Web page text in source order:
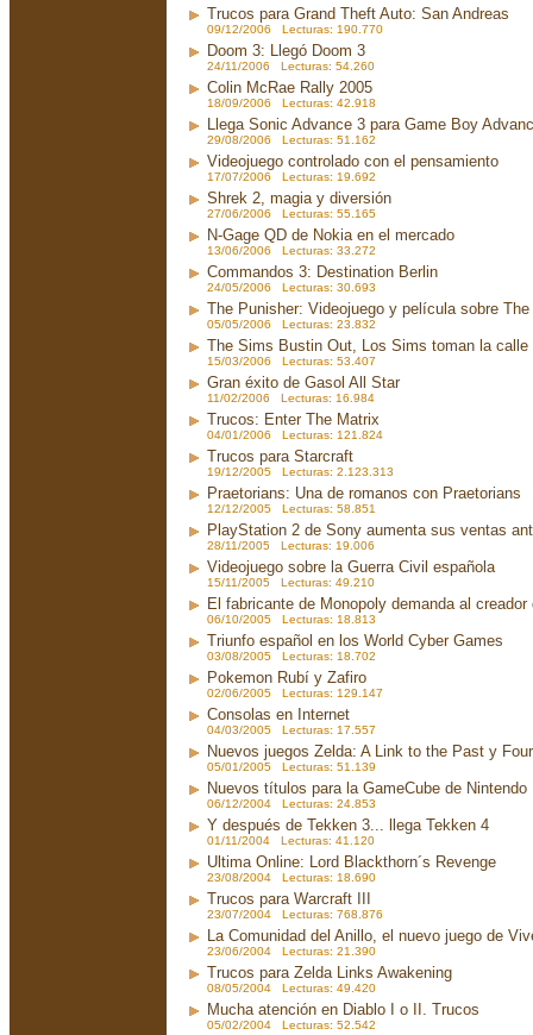
Trucos para Grand Theft Auto: San Andreas
09/12/2006 Lecturas: 190.770
Doom 3: Llegó Doom 3
24/11/2006 Lecturas: 54.260
Colin McRae Rally 2005
18/09/2006 Lecturas: 42.918
Llega Sonic Advance 3 para Game Boy
29/08/2006 Lecturas: 51.162
Videojuego controlado con el pensamiento
17/07/2006 Lecturas: 19.692
Shrek 2, magia y diversión
27/06/2006 Lecturas: 55.165
N-Gage QD de Nokia en el mercado
13/06/2006 Lecturas: 33.272
Commandos 3: Destination Berlin
24/05/2006 Lecturas: 30.693
The Punisher: Videojuego y película sobre
05/05/2006 Lecturas: 23.832
The Sims Bustin Out, Los Sims toman la calle
15/03/2006 Lecturas: 53.407
Gran éxito de Gasol All Star
11/02/2006 Lecturas: 16.984
Trucos: Enter The Matrix
04/01/2006 Lecturas: 121.824
Trucos para Starcraft
19/12/2005 Lecturas: 2.123.313
Praetorians: Una de romanos con Praetorians
12/12/2005 Lecturas: 58.851
PlayStation 2 de Sony aumenta sus ventas
28/11/2005 Lecturas: 19.006
Videojuego sobre la Guerra Civil española
15/11/2005 Lecturas: 49.210
El fabricante de Monopoly demanda al
06/10/2005 Lecturas: 18.813
Triunfo español en los World Cyber Games
03/08/2005 Lecturas: 18.702
Pokemon Rubí y Zafiro
02/06/2005 Lecturas: 129.147
Consolas en Internet
04/03/2005 Lecturas: 17.557
Nuevos juegos Zelda: A Link to the Past y
05/01/2005 Lecturas: 51.139
Nuevos títulos para la GameCube de Nintendo
06/12/2004 Lecturas: 24.853
Y después de Tekken 3... llega Tekken 4
01/11/2004 Lecturas: 41.120
Ultima Online: Lord Blackthorn´s Revenge
23/08/2004 Lecturas: 18.690
Trucos para Warcraft III
23/07/2004 Lecturas: 768.876
La Comunidad del Anillo, el nuevo juego de
23/06/2004 Lecturas: 21.390
Trucos para Zelda Links Awakening
08/05/2004 Lecturas: 49.420
Mucha atención en Diablo I o II. Trucos
05/02/2004 Lecturas: 52.542